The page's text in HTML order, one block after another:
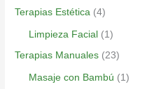
Terapias Estética (4)
Limpieza Facial (1)
Terapias Manuales (23)
Masaje con Bambú (1)